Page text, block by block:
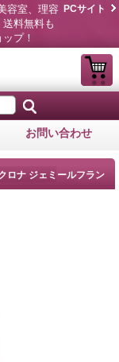
容室、理容
料無料も
プ！
PCサイト
お問い合わせ
ロナ ジェミールフラン